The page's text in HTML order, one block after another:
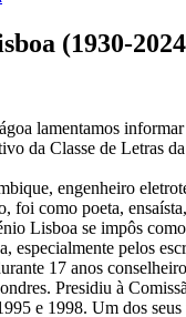
(1930-
lamentamos
da Classe de Letras
engenheiro
foi como poeta,
Lisboa se impôs
especialmente pelos
17 anos
Presidiu à
e 1998. Um dos